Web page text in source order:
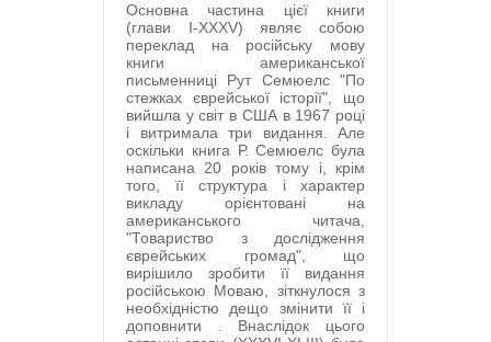
Основна частина цієї книги
(глави I-XXXV) являє собою
переклад на російську мову
книги американської
письменниці Рут Семюелс "По
стежках єврейської історії", що
вийшла у світ в США в 1967 році
і витримала три видання. Але
оскільки книга Р. Семюелс була
написана 20 років тому і, крім
того, її структура і характер
викладу орієнтовані на
американського читача,
"Товариство з дослідження
єврейських громад", що
вирішило зробити її видання
російською Моваю, зіткнулося з
необхідністю дещо змінити її і
доповнити . Внаслідок цього